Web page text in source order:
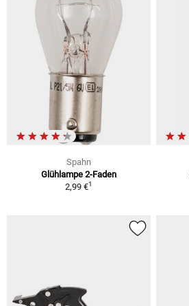
Spahn
Glühlampe 2-Faden
2,99 €1